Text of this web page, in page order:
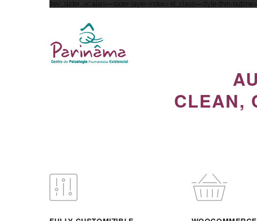
[rev_slider_vc alias=»slider-layer-index» el_class=»style-thin-outline»]
CLEAN,